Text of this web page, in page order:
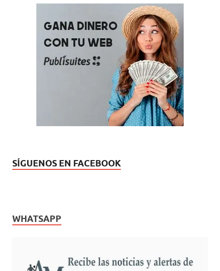
SÍGUENOS EN FACEBOOK
WHATSAPP